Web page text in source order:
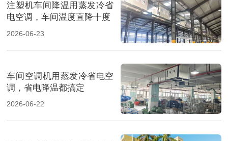
注塑机车间降温用蒸发冷省
电空调，车间温度直降十度
2026-06-23
车间空调机用蒸发冷省电空
调，省电降温都搞定
2026-06-22